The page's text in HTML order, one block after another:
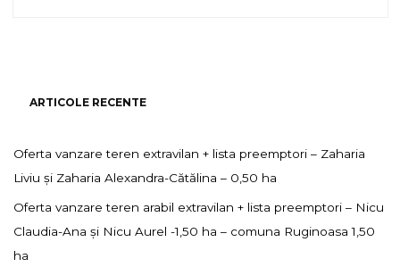
ARTICOLE RECENTE
Oferta vanzare teren extravilan + lista preemptori – Zaharia
Liviu și Zaharia Alexandra-Cătălina – 0,50 ha
Oferta vanzare teren arabil extravilan + lista preemptori – Nicu
Claudia-Ana și Nicu Aurel -1,50 ha – comuna Ruginoasa 1,50
ha